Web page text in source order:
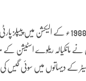
1985 ء کے غیر جماعتی الیکشن میں پہلی دفعہ ممبر
نے مانکیالہ ریلوے اسٹیشن
کے دیہاتوں میں سوئی گیس کی